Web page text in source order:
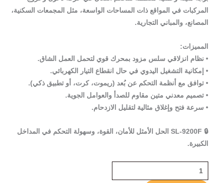
المركبات في المواقع ذات المساحات الواسعة، مثل المجمعات السكنية،
المصانع، والمباني التجارية.
المميزات:
• نظام انزلاقي سلس مزود بمحرك قوي لتحمل العمل الشاق.
• إمكانية التشغيل اليدوي في حال انقطاع التيار الكهربائي.
• توافق مع أنظمة التحكم عن بُعد (ريموت، كرت، أو تطبيق ذكي).
• تصميم معدني متين مقاوم للصدأ والعوامل الجوية.
• سرعة فتح وإغلاق مثالية لتقليل الازدحام.
🔒
SL-9200F الحل الأمثل للأمان، القوة، وسهولة التحكم في المداخل
الكبيرة.